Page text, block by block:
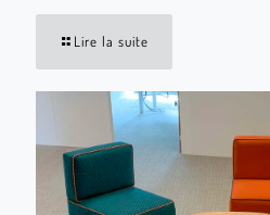
Lire la suite